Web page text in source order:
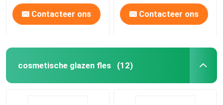
Contacteer ons Contacteer ons
cosmetische glazen fles (12)